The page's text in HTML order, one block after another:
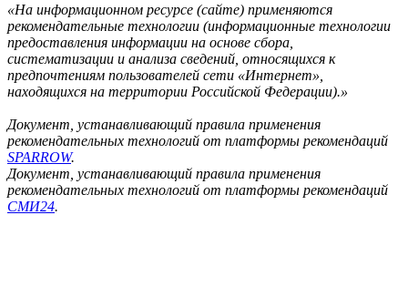
«На информационном ресурсе (сайте) применяются
рекомендательные технологии (информационные технологии
предоставления информации на основе сбора,
систематизации и анализа сведений, относящихся к
предпочтениям пользователей сети «Интернет»,
находящихся на территории Российской Федерации).»
Документ, устанавливающий правила применения
рекомендательных технологий от платформы рекомендаций
SPARROW.
Документ, устанавливающий правила применения
рекомендательных технологий от платформы рекомендаций
СМИ24.